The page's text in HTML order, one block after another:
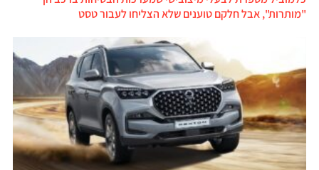
"מותרות", אבל חלקם טוענים שלא הצליחו לעבור טסט